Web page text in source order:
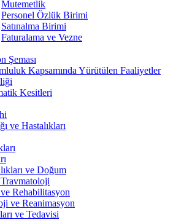
Mutemetlik
Personel Özlük Birimi
Satınalma Birimi
Faturalama ve Vezne
Şeması
Kapsamında Yürütülen Faaliyetler
Kesitleri
ve Hastalıkları
ve Doğum
Rehabilitasyon
ve Reanimasyon
ve Tedavisi